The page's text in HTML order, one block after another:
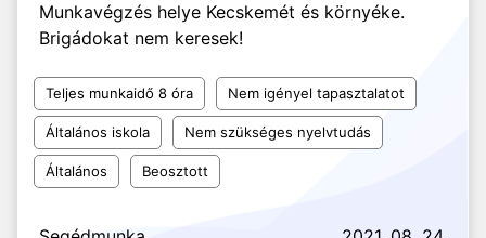
Munkavégzés helye Kecskemét és környéke.
Brigádokat nem keresek!
Teljes munkaidő 8 óra Nem igényel tapasztalatot
Általános iskola Nem szükséges nyelvtudás
Általános Beosztott